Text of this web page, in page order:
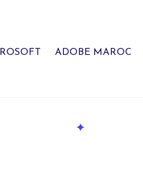
ADOBE MAROC